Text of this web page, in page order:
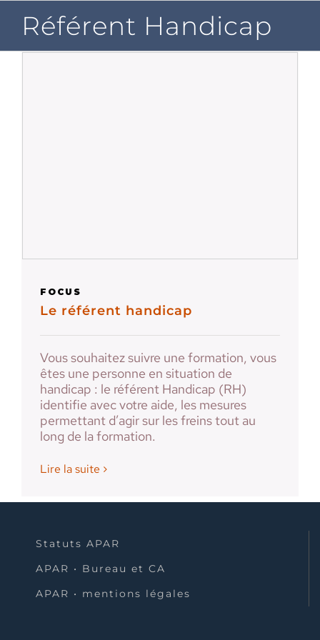
contenuRéférent Handicap
FOCUS
Le référent handicap
Vous souhaitez suivre une formation, vous
êtes une personne en situation de
handicap : le référent Handicap (RH)
identifie avec votre aide, les mesures
permettant d’agir sur les freins tout au
long de la formation.
Lire la suite
Statuts APAR
APAR • Bureau et CA
APAR • mentions légales